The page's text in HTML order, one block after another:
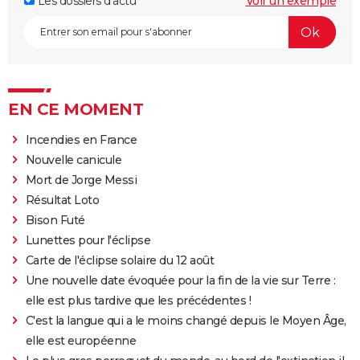
EN CE MOMENT
Incendies en France
Nouvelle canicule
Mort de Jorge Messi
Résultat Loto
Bison Futé
Lunettes pour l'éclipse
Carte de l'éclipse solaire du 12 août
Une nouvelle date évoquée pour la fin de la vie sur Terre :
elle est plus tardive que les précédentes !
C'est la langue qui a le moins changé depuis le Moyen Âge,
elle est européenne